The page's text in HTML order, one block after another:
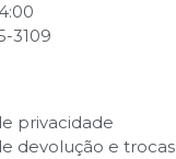
3109
privacidade
devolução e trocas